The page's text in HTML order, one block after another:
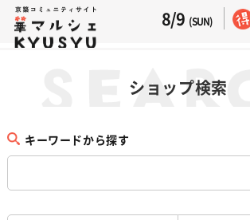
8/9 (SUN)
ショップ検索
キーワードから探す